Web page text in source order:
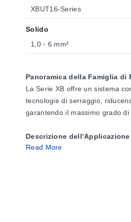
XBUT16-Series
Solido
1,0 - 6 mm²
Panoramica della Famiglia di
La Serie XB offre un sistema
tecnologie di serraggio,
garantendo il massimo grado di
Descrizione dell’Applicazione
La parte metallica delle
Read More